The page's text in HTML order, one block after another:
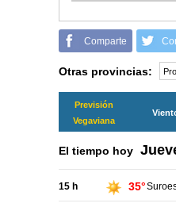
Comparte
Otras provincias:
Previsión
Vegaviana
El tiempo hoy
15 h 35°